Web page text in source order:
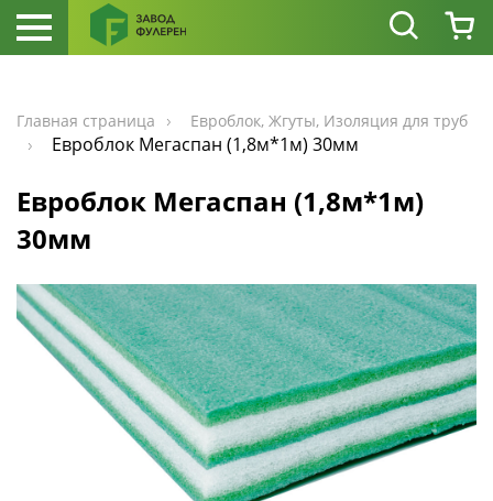
Главная страница Евроблок, Жгуты, Изоляция для труб
Евроблок Мегаспан (1,8м*1м) 30мм
Евроблок Мегаспан (1,8м*1м)
30мм